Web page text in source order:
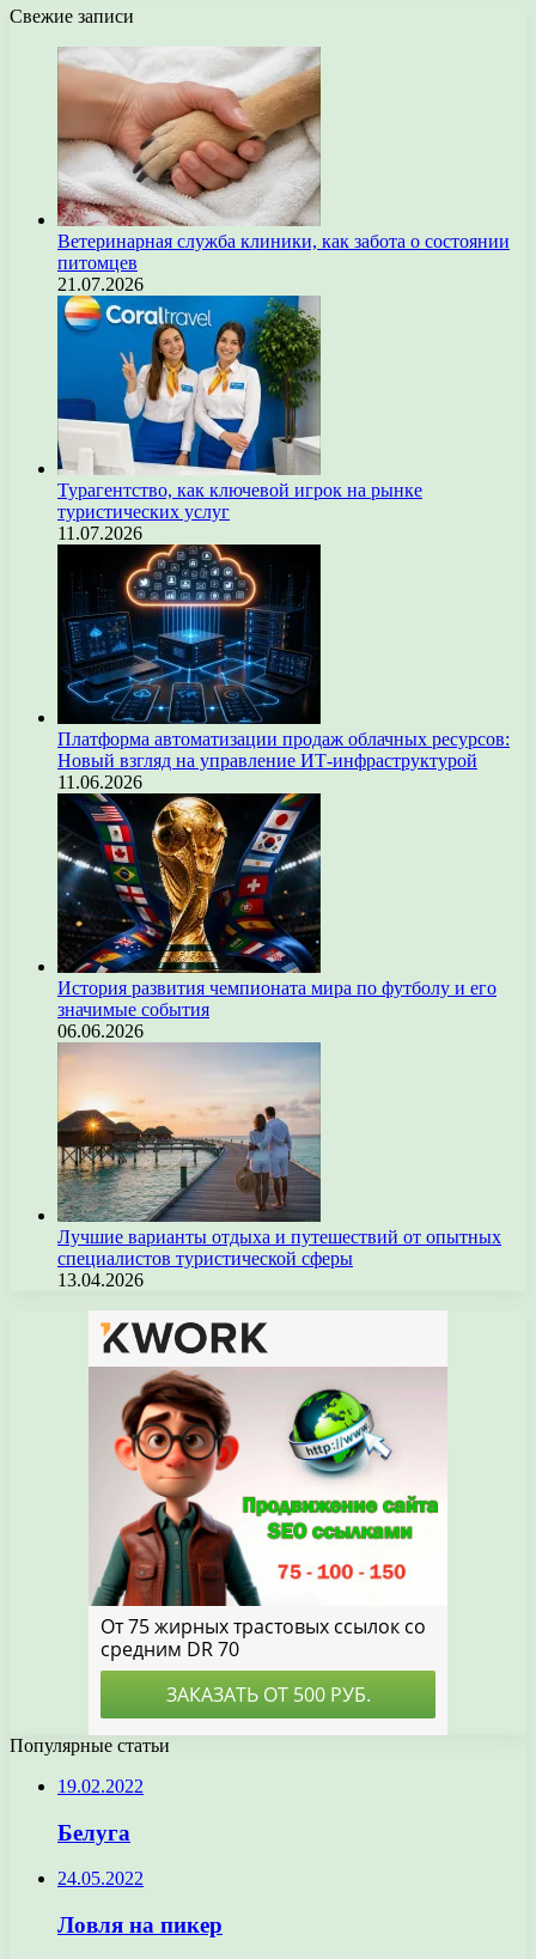
Свежие записи
Ветеринарная служба клиники, как забота о состоянии
питомцев
21.07.2026
Турагентство, как ключевой игрок на рынке
туристических услуг
11.07.2026
Платформа автоматизации продаж облачных ресурсов:
Новый взгляд на управление ИТ-инфраструктурой
11.06.2026
История развития чемпионата мира по футболу и его
значимые события
06.06.2026
Лучшие варианты отдыха и путешествий от опытных
специалистов туристической сферы
13.04.2026
Популярные статьи
19.02.2022
Белуга
24.05.2022
Ловля на пикер